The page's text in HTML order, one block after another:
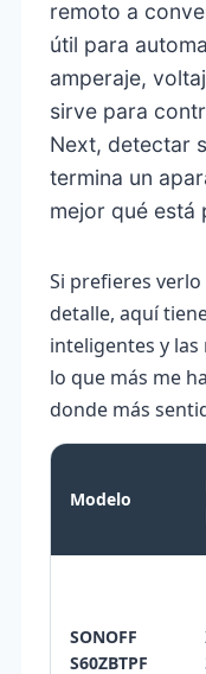
remoto a
útil para
amperaje,
sirve para
Next, detectar
termina un
mejor qué está
Si prefieres
detalle, aquí
inteligentes y
lo que más me
donde más
Modelo
SONOFF
S60ZBTPF